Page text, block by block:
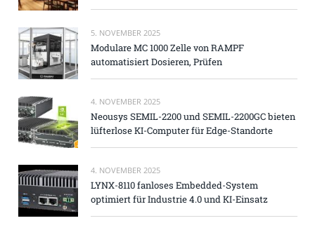
5. NOVEMBER 2025
Modulare MC 1000 Zelle von RAMPF
automatisiert Dosieren, Prüfen
4. NOVEMBER 2025
Neousys SEMIL-2200 und SEMIL-2200GC bieten
lüfterlose KI-Computer für Edge-Standorte
4. NOVEMBER 2025
LYNX-8110 fanloses Embedded-System
optimiert für Industrie 4.0 und KI-Einsatz